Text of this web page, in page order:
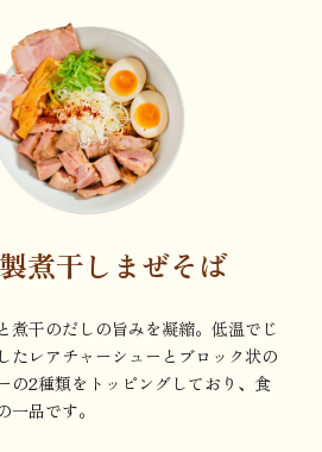
煮干しまぜそば
煮干のだしの旨みを凝縮。低温でじ
たレアチャーシューとブロック状の
の2種類をトッピングしており、食
一品です。